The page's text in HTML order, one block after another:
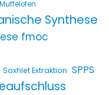
Muffelofen
Synthese
fmoc
Soxhlet Extraktion SPPS